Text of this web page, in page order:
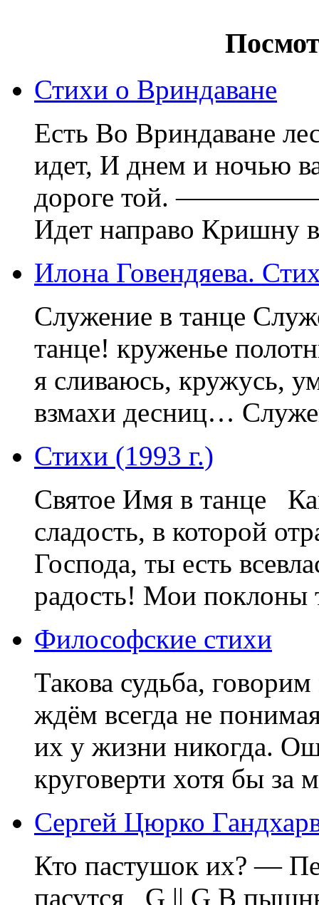
Стихи о Вриндаване
Есть Во Вриндаване
идет, И днем и ночью
дороге той.
Идет направо Кришну
Илона Говендяева.
Служение в танце
танце! круженье
я сливаюсь, кружусь,
взмахи десниц…
Стихи (1993 г.)
Святое Имя в танце
сладость, в которой
Господа, ты есть
радость! Мои поклоны
Философские стихи
Такова судьба,
ждём всегда не
их у жизни никогда.
круговерти хотя бы за
Сергей Цюрко
Кто пастушок их? —
пасутся G || G В